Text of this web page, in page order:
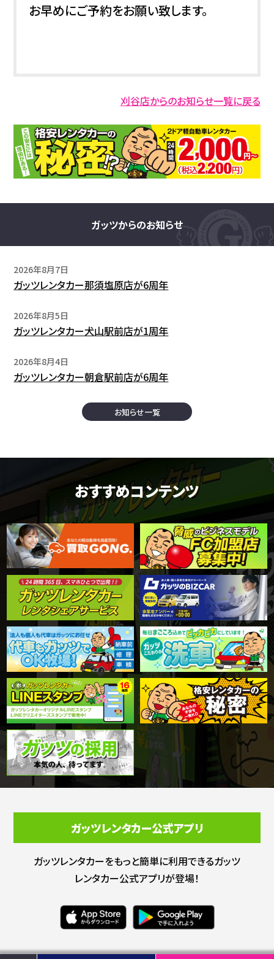
お早めにご予約をお願い致します。
刈谷店からのお知らせ一覧に戻る
ガッツからのお知らせ
2026年8月7日
ガッツレンタカー那須塩原店が6周年
2026年8月5日
ガッツレンタカー犬山駅前店が1周年
2026年8月4日
ガッツレンタカー朝倉駅前店が6周年
お知らせ一覧
おすすめコンテンツ
ガッツレンタカー公式アプリ
ガッツレンタカーをもっと簡単に利用できるガッツ
レンタカー公式アプリが登場！